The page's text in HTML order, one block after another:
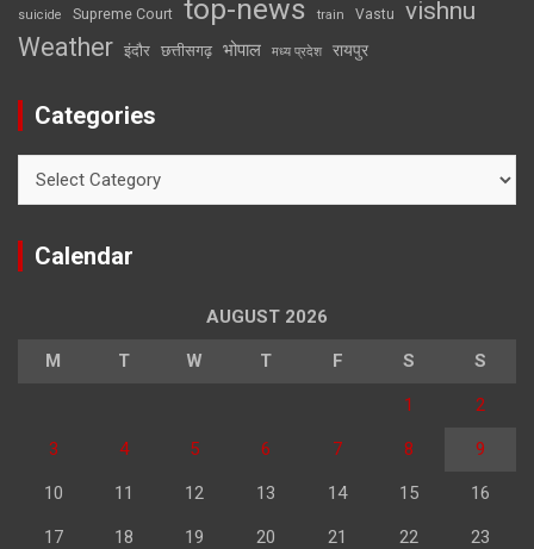
suicide Supreme Court top-news train Vastu vishnu
Weather इंदौर छत्तीसगढ़ भोपाल मध्य प्रदेश रायपुर
Categories
Calendar
AUGUST 2026
M T W T F S S
1 2
3 4 5 6 7 8 9
10 11 12 13 14 15 16
17 18 19 20 21 22 23